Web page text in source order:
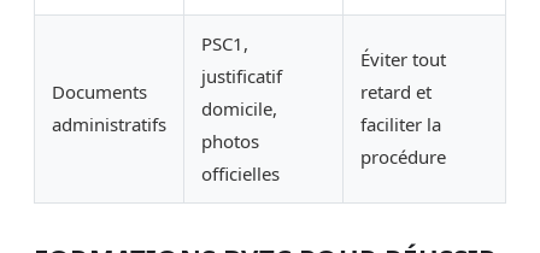
Documents
administratifs
PSC1,
justificatif
domicile,
photos
officielles
Éviter tout
retard et
faciliter la
procédure